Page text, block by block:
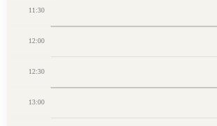
11:30
12:00
12:30
13:00